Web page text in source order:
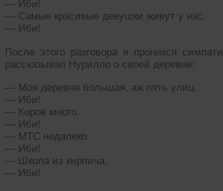
— Иби!
— Самые красивые девушки живут у нас.
— Иби!
После этого разговора я проникся
рассказывал Нурилло о своей деревне:
— Моя деревня большая, аж пять улиц.
— Иби!
— Коров много.
— Иби!
— МТС недалеко.
— Иби!
— Школа из кирпича.
— Иби!